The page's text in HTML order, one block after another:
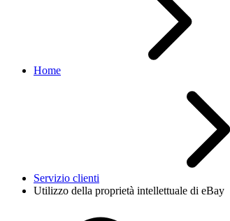
Home
Servizio clienti
Utilizzo della proprietà intellettuale di eBay